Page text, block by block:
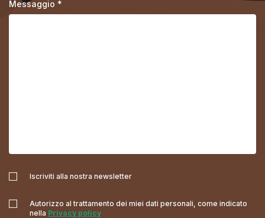
Messaggio *
Iscriviti alla nostra newsletter
Autorizzo al trattamento dei miei dati personali, come indicato
nella Privacy policy